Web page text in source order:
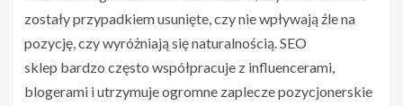
zostały przypadkiem usunięte, czy nie wpływają źle na
pozycję, czy wyróżniają się naturalnością. SEO
sklep bardzo często współpracuje z influencerami,
blogerami i utrzymuje ogromne zaplecze pozycjonerskie